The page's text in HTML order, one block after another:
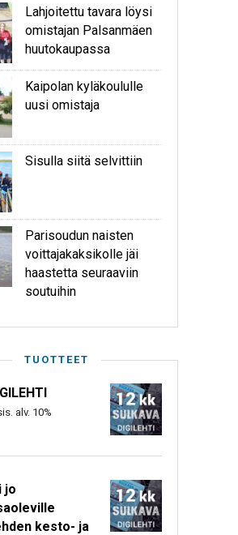
Lahjoitettu tavara löysi
omistajan Palsanmäen
huutokaupassa
Kaipolan kyläkoululle
uusi omistaja
Sisulla siitä selvittiin
Parisoudun naisten
voittajakaksikolle jäi
haastetta seuraaviin
soutuihin
TUOTTEET
alv. 10%
jo
kesto- ja